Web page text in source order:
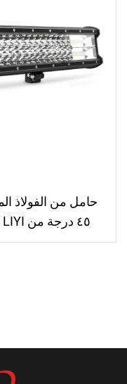
حامل من الفولاذ
المركّب